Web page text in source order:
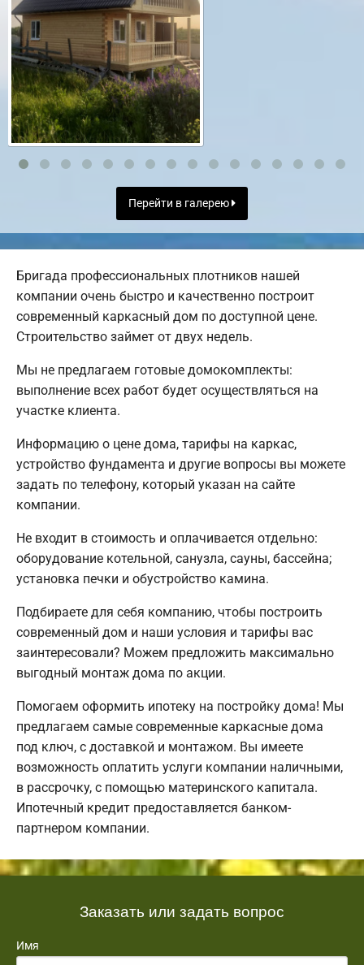
Перейти в галерею
Бригада профессиональных плотников нашей
компании очень быстро и качественно построит
современный каркасный дом по доступной цене.
Строительство займет от двух недель.
Мы не предлагаем готовые домокомплекты:
выполнение всех работ будет осуществляться на
участке клиента.
Информацию о цене дома, тарифы на каркас,
устройство фундамента и другие вопросы вы можете
задать по телефону, который указан на сайте
компании.
Не входит в стоимость и оплачивается отдельно:
оборудование котельной, санузла, сауны, бассейна;
установка печки и обустройство камина.
Подбираете для себя компанию, чтобы построить
современный дом и наши условия и тарифы вас
заинтересовали? Можем предложить максимально
выгодный монтаж дома по акции.
Помогаем оформить ипотеку на постройку дома! Мы
предлагаем самые современные каркасные дома
под ключ, с доставкой и монтажом. Вы имеете
возможность оплатить услуги компании наличными,
в рассрочку, с помощью материнского капитала.
Ипотечный кредит предоставляется банком-
партнером компании.
Заказать или задать вопрос
Имя